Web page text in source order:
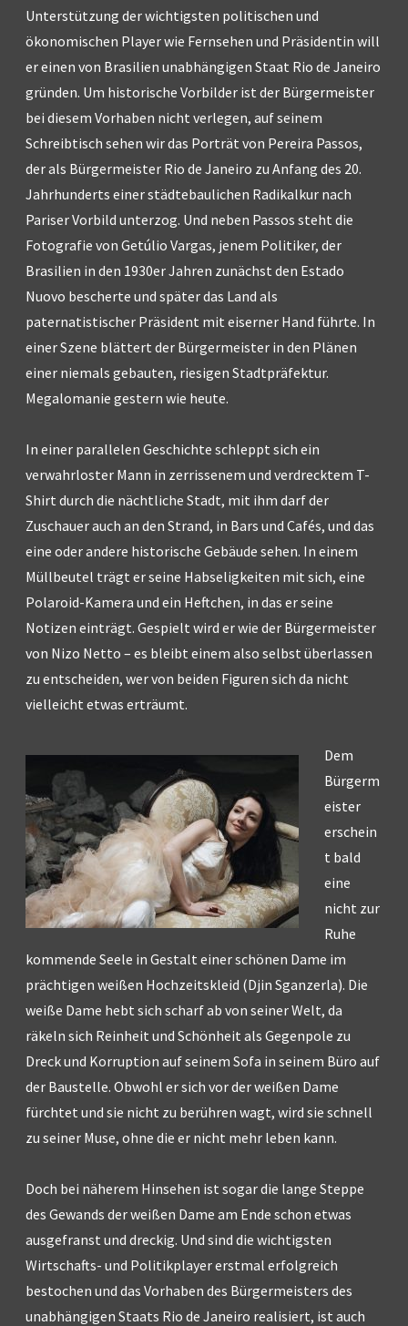
Unterstützung der wichtigsten politischen und
ökonomischen Player wie Fernsehen und Präsidentin will
er einen von Brasilien unabhängigen Staat Rio de Janeiro
gründen. Um historische Vorbilder ist der Bürgermeister
bei diesem Vorhaben nicht verlegen, auf seinem
Schreibtisch sehen wir das Porträt von Pereira Passos,
der als Bürgermeister Rio de Janeiro zu Anfang des 20.
Jahrhunderts einer städtebaulichen Radikalkur nach
Pariser Vorbild unterzog. Und neben Passos steht die
Fotografie von Getúlio Vargas, jenem Politiker, der
Brasilien in den 1930er Jahren zunächst den Estado
Nuovo bescherte und später das Land als
paternatistischer Präsident mit eiserner Hand führte. In
einer Szene blättert der Bürgermeister in den Plänen
einer niemals gebauten, riesigen Stadtpräfektur.
Megalomanie gestern wie heute.
In einer parallelen Geschichte schleppt sich ein
verwahrloster Mann in zerrissenem und verdrecktem T-
Shirt durch die nächtliche Stadt, mit ihm darf der
Zuschauer auch an den Strand, in Bars und Cafés, und das
eine oder andere historische Gebäude sehen. In einem
Müllbeutel trägt er seine Habseligkeiten mit sich, eine
Polaroid-Kamera und ein Heftchen, in das er seine
Notizen einträgt. Gespielt wird er wie der Bürgermeister
von Nizo Netto – es bleibt einem also selbst überlassen
zu entscheiden, wer von beiden Figuren sich da nicht
vielleicht etwas erträumt.
Dem
Bürgerm
eister
erschein
t bald
eine
nicht zur
Ruhe
kommende Seele in Gestalt einer schönen Dame im
prächtigen weißen Hochzeitskleid (Djin Sganzerla). Die
weiße Dame hebt sich scharf ab von seiner Welt, da
räkeln sich Reinheit und Schönheit als Gegenpole zu
Dreck und Korruption auf seinem Sofa in seinem Büro auf
der Baustelle. Obwohl er sich vor der weißen Dame
fürchtet und sie nicht zu berühren wagt, wird sie schnell
zu seiner Muse, ohne die er nicht mehr leben kann.
Doch bei näherem Hinsehen ist sogar die lange Steppe
des Gewands der weißen Dame am Ende schon etwas
ausgefranst und dreckig. Und sind die wichtigsten
Wirtschafts- und Politikplayer erstmal erfolgreich
bestochen und das Vorhaben des Bürgermeisters des
unabhängigen Staats Rio de Janeiro realisiert, ist auch